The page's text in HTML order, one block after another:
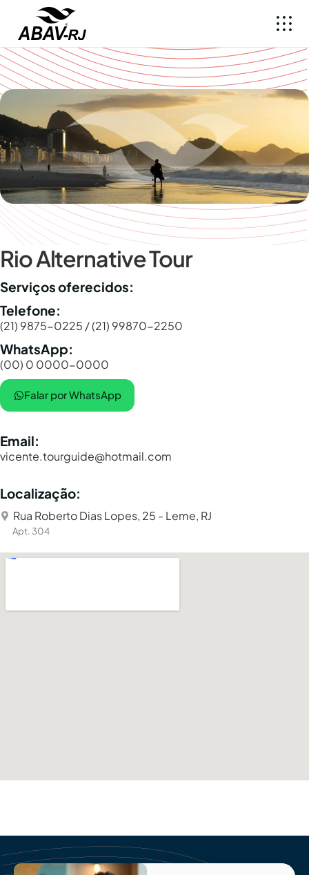
Rio Alternative Tour
Serviços oferecidos:
Telefone:
(21) 9875-0225 / (21) 99870-2250
WhatsApp:
(00) 0 0000-0000
Falar por WhatsApp
Email:
vicente.tourguide@hotmail.com
Localização:
Rua Roberto Dias Lopes, 25 - Leme, RJ
Apt. 304